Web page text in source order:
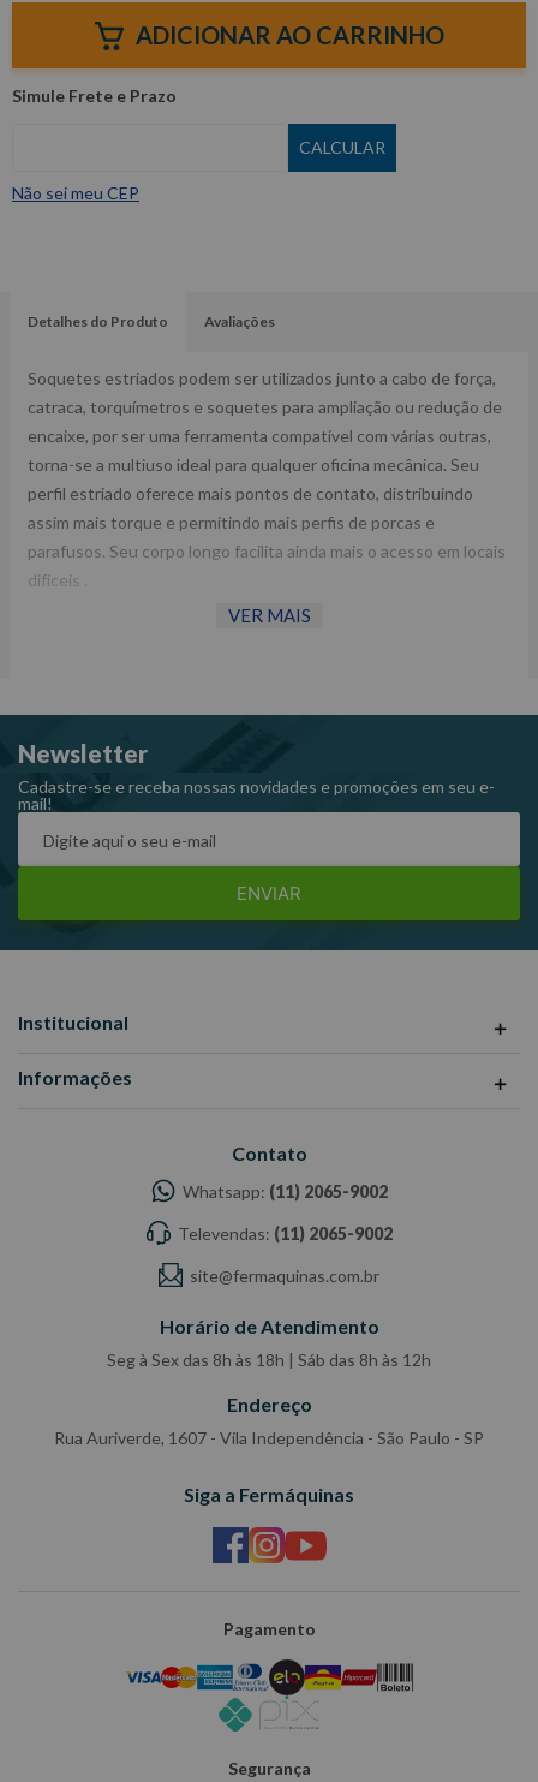
ADICIONAR AO CARRINHO
Não sei meu CEP
Detalhes do Produto Avaliações
Soquetes estriados podem ser utilizados junto a cabo de força,
catraca, torquímetros e soquetes para ampliação ou redução de
encaixe, por ser uma ferramenta compatível com várias outras,
torna-se a multiuso ideal para qualquer oficina mecânica. Seu
perfil estriado oferece mais pontos de contato, distribuindo
assim mais torque e permitindo mais perfis de porcas e
parafusos. Seu corpo longo facilita ainda mais o acesso em locais
difíceis .
VER MAIS
Newsletter
Cadastre-se e receba nossas novidades e promoções em seu e-
mail!
ENVIAR
Institucional
Informações
Contato
Whatsapp: (11) 2065-9002
Televendas: (11) 2065-9002
site@fermaquinas.com.br
Horário de Atendimento
Seg à Sex das 8h às 18h | Sáb das 8h às 12h
Endereço
Rua Auriverde, 1607 - Vila Independência - São Paulo - SP
Siga a Fermáquinas
Pagamento
Segurança